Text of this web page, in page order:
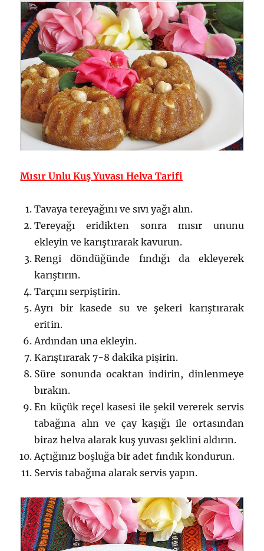
Mısır Unlu Kuş Yuvası Helva Tarifi
Tavaya tereyağını ve sıvı yağı alın.
Tereyağı eridikten sonra mısır ununu
ekleyin ve karıştırarak kavurun.
Rengi döndüğünde fındığı da ekleyerek
karıştırın.
Tarçını serpiştirin.
Ayrı bir kasede su ve şekeri karıştırarak
eritin.
Ardından una ekleyin.
Karıştırarak 7-8 dakika pişirin.
Süre sonunda ocaktan indirin, dinlenmeye
bırakın.
En küçük reçel kasesi ile şekil vererek servis
tabağına alın ve çay kaşığı ile ortasından
biraz helva alarak kuş yuvası şeklini aldırın.
Açtığınız boşluğa bir adet fındık kondurun.
Servis tabağına alarak servis yapın.